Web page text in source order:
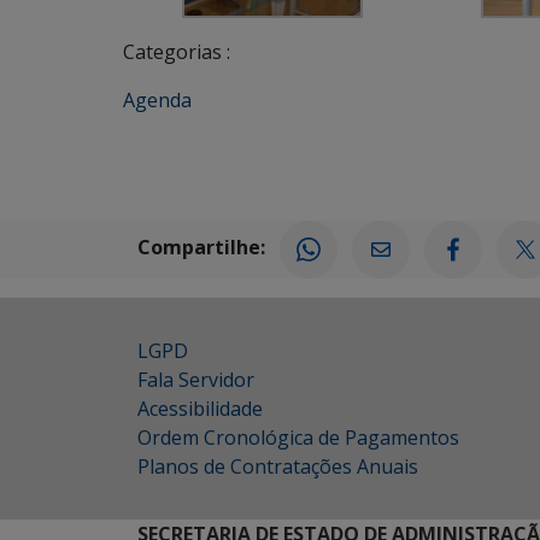
Categorias :
Agenda
Compartilhe:
LGPD
Fala Servidor
Acessibilidade
Ordem Cronológica de Pagamentos
Planos de Contratações Anuais
SECRETARIA DE ESTADO DE